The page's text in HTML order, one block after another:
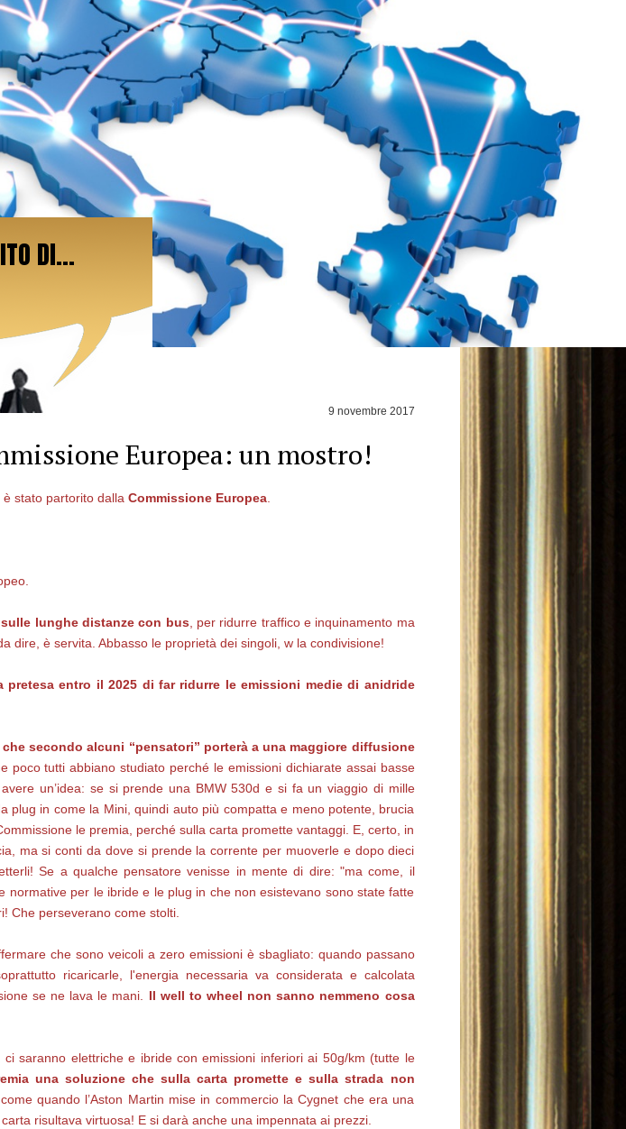
DI...
9 novembre 2017
Europea: un mostro!
stato partorito dalla Commissione Europea.
lunghe distanze con bus, per ridurre traffico e inquinamento ma
dire, è servita. Abbasso le proprietà dei singoli, w la condivisione!
entro il 2025 di far ridurre le emissioni medie di anidride
che secondo alcuni “pensatori” porterà a una maggiore diffusione
poco tutti abbiano studiato perché le emissioni dichiarate assai basse
un’idea: se si prende una BMW 530d e si fa un viaggio di mille
plug in come la Mini, quindi auto più compatta e meno potente, brucia
le premia, perché sulla carta promette vantaggi. E, certo, in
ma si conti da dove si prende la corrente per muoverle e dopo dieci
Se a qualche pensatore venisse in mente di dire: "ma come, il
per le ibride e le plug in che non esistevano sono state fatte
Che perseverano come stolti.
che sono veicoli a zero emissioni è sbagliato: quando passano
ricaricarle, l'energia necessaria va considerata e calcolata
se ne lava le mani. Il well to wheel non sanno nemmeno cosa
saranno elettriche e ibride con emissioni inferiori ai 50g/km (tutte le
una soluzione che sulla carta promette e sulla strada non
quando l’Aston Martin mise in commercio la Cygnet che era una
risultava virtuosa! E si darà anche una impennata ai prezzi.